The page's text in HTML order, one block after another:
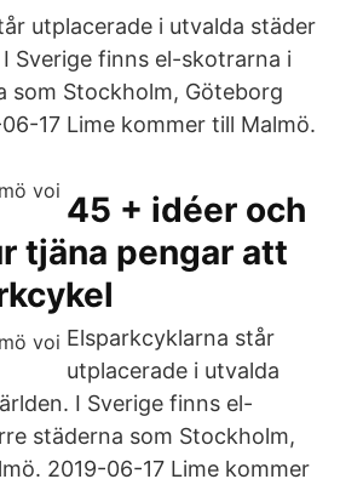
utplacerade i utvalda städer
Sverige finns el-skotrarna i
som Stockholm, Göteborg
17 Lime kommer till Malmö.
45 + idéer och
tjäna pengar att
Elsparkcyklarna står
utplacerade i utvalda
I Sverige finns el-
städerna som Stockholm,
2019-06-17 Lime kommer